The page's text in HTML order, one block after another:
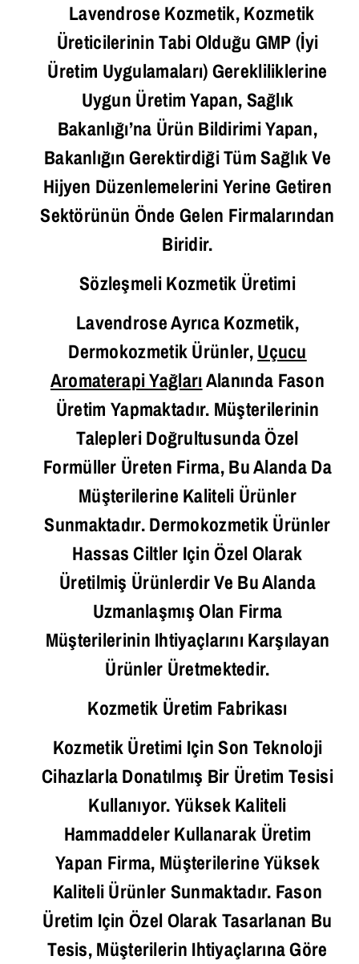
Lavendrose Kozmetik, Kozmetik
Üreticilerinin Tabi Olduğu GMP (İyi
Üretim Uygulamaları) Gerekliliklerine
Uygun Üretim Yapan, Sağlık
Bakanlığı’na Ürün Bildirimi Yapan,
Bakanlığın Gerektirdiği Tüm Sağlık Ve
Hijyen Düzenlemelerini Yerine Getiren
Sektörünün Önde Gelen Firmalarından
Biridir.
Sözleşmeli Kozmetik Üretimi
Lavendrose Ayrıca Kozmetik,
Dermokozmetik Ürünler,Uçucu
Aromaterapi YağlarıAlanında Fason
Üretim Yapmaktadır. Müşterilerinin
Talepleri Doğrultusunda Özel
Formüller Üreten Firma, Bu Alanda Da
Müşterilerine Kaliteli Ürünler
Sunmaktadır. Dermokozmetik Ürünler
Hassas Ciltler Için Özel Olarak
Üretilmiş Ürünlerdir Ve Bu Alanda
Uzmanlaşmış Olan Firma
Müşterilerinin Ihtiyaçlarını Karşılayan
Ürünler Üretmektedir.
Kozmetik Üretim Fabrikası
Kozmetik Üretimi Için Son Teknoloji
Cihazlarla Donatılmış Bir Üretim Tesisi
Kullanıyor. Yüksek Kaliteli
Hammaddeler Kullanarak Üretim
Yapan Firma, Müşterilerine Yüksek
Kaliteli Ürünler Sunmaktadır. Fason
Üretim Için Özel Olarak Tasarlanan Bu
Tesis, Müşterilerin Ihtiyaçlarına Göre